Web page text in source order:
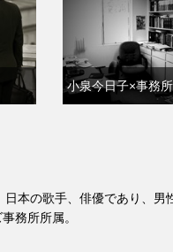
小泉今日子×事務
本の歌手、俳優であり、男
務所所属。